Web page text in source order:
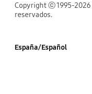
Copyright ⓒ 1995-2026
reservados.
España/Español